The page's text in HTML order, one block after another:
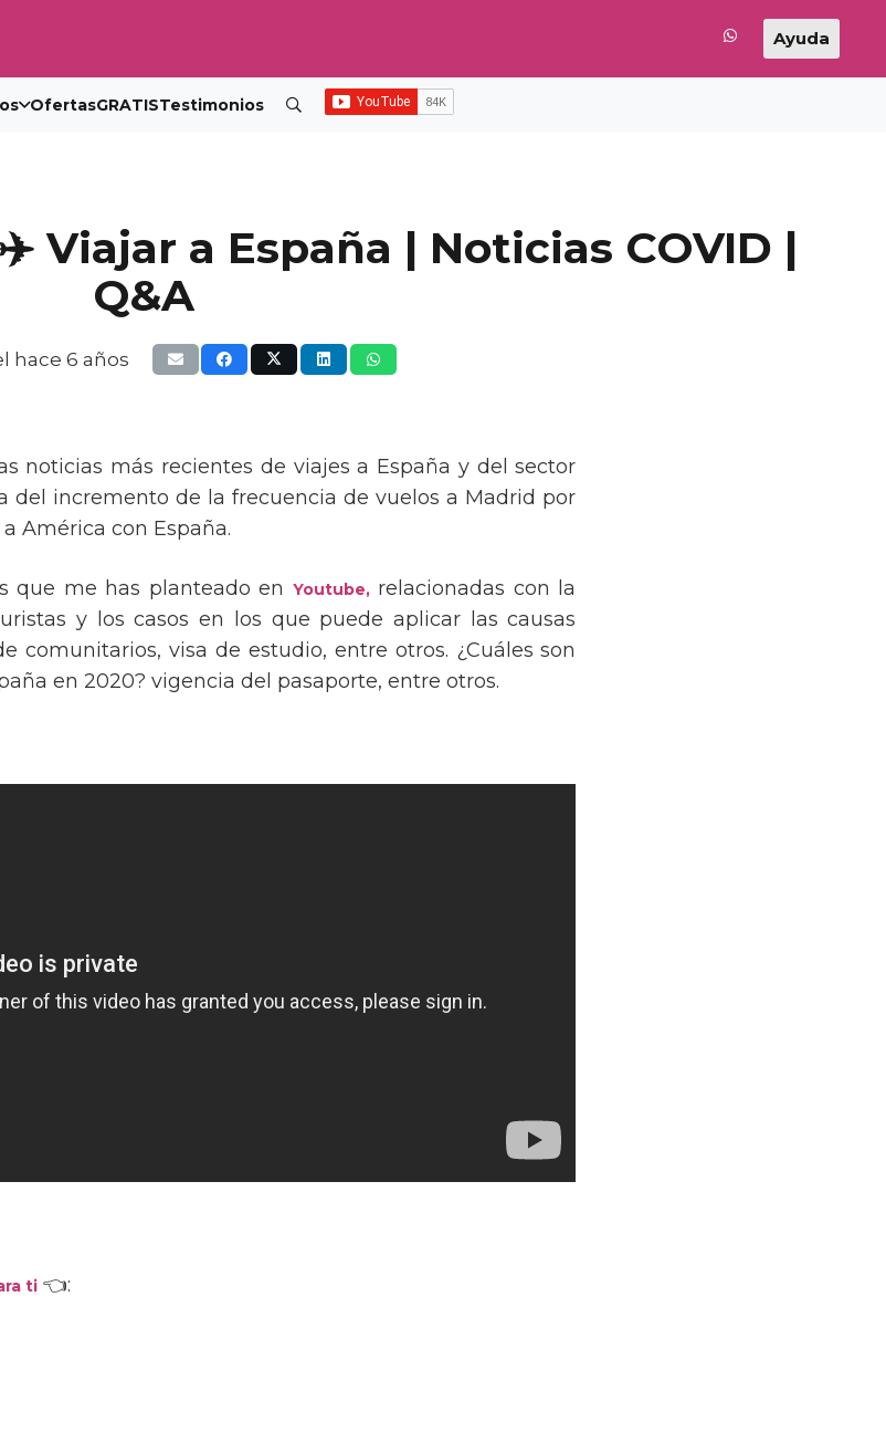
Ayuda
OfertasGRATISTestimonios
Viajar a España | Noticias COVID |
Q&A
hace 6 años
noticias más recientes de viajes a España y del sector
del incremento de la frecuencia de vuelos a Madrid por
América con España.
que me has planteado en Youtube,relacionadas con la
y los casos en los que puede aplicar las causas
comunitarios, visa de estudio, entre otros. ¿Cuáles son
en 2020? vigencia del pasaporte, entre otros.
ti 👈: